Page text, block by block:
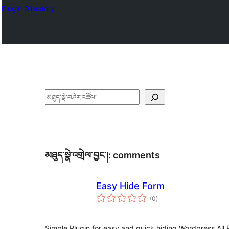
Plugin Directory
བཤེར་
མཐུད་སྣེ་འགྲེལ་བྱང་།: comments
Easy Hide Form
(0གདེང་
འཇོག་
)